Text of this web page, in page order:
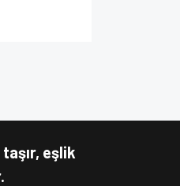
Motorcu
eşlik